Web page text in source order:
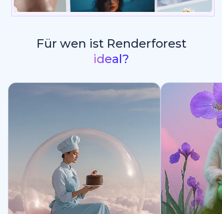
Für wen ist Renderforest
ideal?